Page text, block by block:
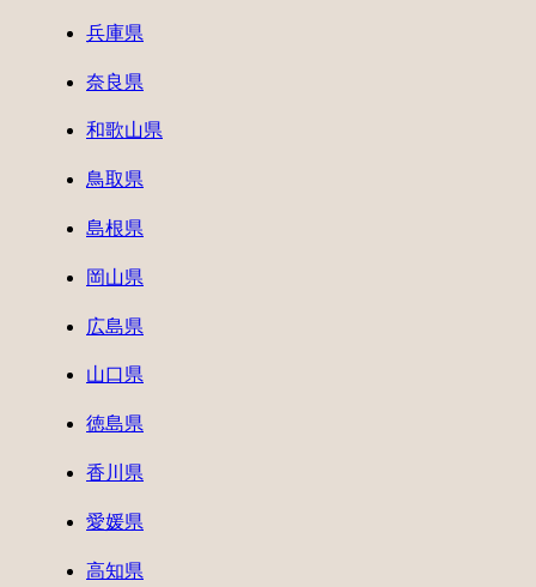
兵庫県
奈良県
和歌山県
鳥取県
島根県
岡山県
広島県
山口県
徳島県
香川県
愛媛県
高知県